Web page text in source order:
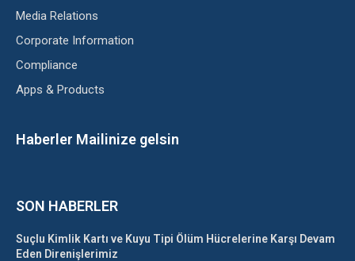
Media Relations
Corporate Information
Compliance
Apps & Products
Haberler Mailinize gelsin
SON HABERLER
Suçlu Kimlik Kartı ve Kuyu Tipi Ölüm Hücrelerine Karşı Devam
Eden Direnişlerimiz